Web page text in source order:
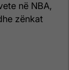
në NBA,
zënkat